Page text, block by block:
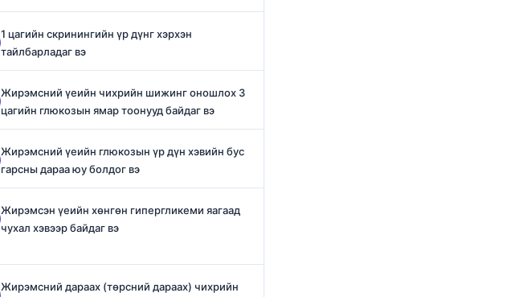
1 цагийн скринингийн үр дүнг хэрхэн
тайлбарладаг вэ
Жирэмсний үеийн чихрийн шижинг оношлох 3
цагийн глюкозын ямар тоонууд байдаг вэ
Жирэмсний үеийн глюкозын үр дүн хэвийн бус
гарсны дараа юу болдог вэ
Жирэмсэн үеийн хөнгөн гипергликеми яагаад
чухал хэвээр байдаг вэ
Жирэмсний дараах (төрсний дараах) чихрийн